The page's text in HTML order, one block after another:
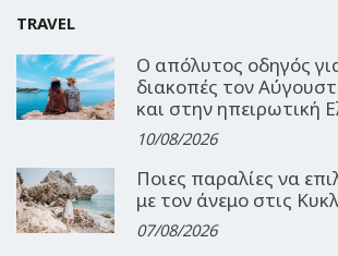
TRAVEL
Ο απόλυτος οδηγός
διακοπές τον
και στην ηπειρωτική
10/08/2026
Ποιες παραλίες να
με τον άνεμο στις
07/08/2026